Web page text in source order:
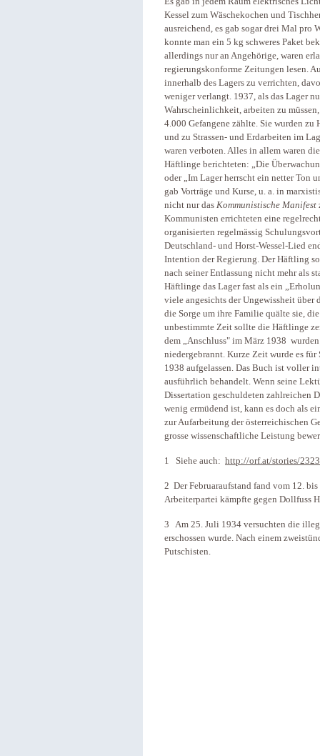
Kessel zum Wäschekochen und
ausreichend, es gab sogar drei Mal pro
konnte man ein 5 kg schweres Paket
allerdings nur an Angehörige, waren
regierungskonforme Zeitungen lesen.
innerhalb des Lagers zu verrichten,
weniger verlangt. 1937, als das Lager
Wahrscheinlichkeit, arbeiten zu
4.000 Gefangene zählte. Sie wurden
und zu Strassen- und Erdarbeiten im
waren verboten. Alles in allem waren
Häftlinge berichteten: „Die
oder „Im Lager herrscht ein netter Ton
gab Vorträge und Kurse, u. a. in
nicht nur das Kommunistische Manifest
Kommunisten errichteten eine
organisierten regelmässig
Deutschland- und Horst-Wessel-Lied
Intention der Regierung. Der Häftling
nach seiner Entlassung nicht mehr als
Häftlinge das Lager fast als ein
viele angesichts der Ungewissheit über
die Sorge um ihre Familie quälte sie,
unbestimmte Zeit sollte die Häftlinge
dem „Anschluss" im März 1938
niedergebrannt. Kurze Zeit wurde es
1938 aufgelassen. Das Buch ist voller
ausführlich behandelt. Wenn seine
Dissertation geschuldeten zahlreichen
wenig ermüdend ist, kann es doch als
zur Aufarbeitung der österreichischen
grosse wissenschaftliche Leistung
1 Siehe auch: http://orf.at/stories/
2 Der Februaraufstand fand vom 12.
Arbeiterpartei kämpfte gegen Dollfuss
3 Am 25. Juli 1934 versuchten die
erschossen wurde. Nach einem
Putschisten.